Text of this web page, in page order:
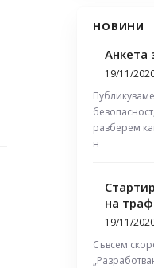
НОВИНИ
Анкета
19/11/
разберем
н
на
19/11/
Съвсем